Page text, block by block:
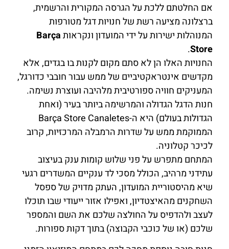
אם החלטתם ללכת על הגרסה המקורית והרשמית,
ברצלונה מציעה רשת של חנויות דגל מטורפות
המנוהלות ישירות על ידי המועדון ונקראותBarça
Store
.
החנויות האלו הן לא סתם מקום לקנות בו בגדים, אלא
מקדשים אינטראקטיביים של ממש עבור חובבי כדורגל,
המעניקים חוויה ספורטיבית מלהיבה ועוצרת נשימה.
חנות הדגל הגדולה והמרשימה ביותר בעיר (ואחת
הגדולות בעולם) היא ה-Barça Store Canaletes
הממוקמת ממש על שדרות הרמבלה המרכזיות, קרוב
לכיכר קטלוניה.
המתחם מתפרש על פני שלוש קומות ענק בעיצוב
עתידני מרהיב, הכולל מסכי לד ענקיים המשדרים רגעי
שיא מהיסטוריית המועדון, העתק מדויק של ספסל
השחקנים מהאיצטדיון, ואפילו אזור ייעודי שבו תוכלו
לעצב ולהדפיס על החולצה שלכם את השם והמספר
שלכם (או של כוכבי הקבוצה) בתוך דקות ספורות.